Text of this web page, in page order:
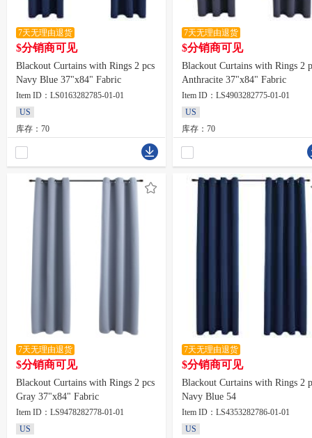
7天无理由退货
$分销商可见
Blackout Curtains with Rings 2 pcs
Navy Blue 37"x84" Fabric
Item ID：LS0163282785-01-01
US
库存：70
7天无理由退货
$分销商可见
Blackout Curtains with Rings 2
Anthracite 37"x84" Fabric
Item ID：LS4903282775-01-01
US
库存：70
7天无理由退货
$分销商可见
Blackout Curtains with Rings 2 pcs
Gray 37"x84" Fabric
Item ID：LS9478282778-01-01
US
7天无理由退货
$分销商可见
Blackout Curtains with Rings 2
Navy Blue 54
Item ID：LS4353282786-01-01
US